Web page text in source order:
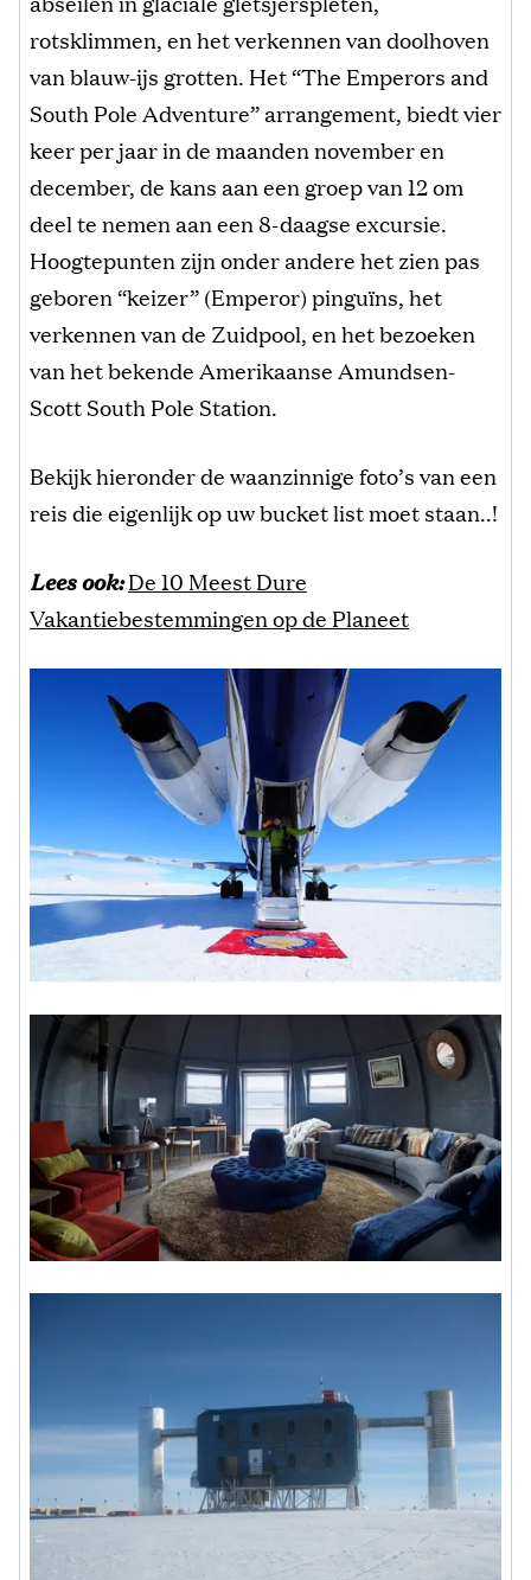
rotsklimmen, en het verkennen van doolhoven
van blauw-ijs grotten. Het “The Emperors and
South Pole Adventure” arrangement, biedt vier
keer per jaar in de maanden november en
december, de kans aan een groep van 12 om
deel te nemen aan een 8-daagse excursie.
Hoogtepunten zijn onder andere het zien pas
geboren “keizer” (Emperor) pinguïns, het
verkennen van de Zuidpool, en het bezoeken
van het bekende Amerikaanse Amundsen-
Scott South Pole Station.
Bekijk hieronder de waanzinnige foto’s van een
reis die eigenlijk op uw bucket list moet staan..!
Lees ook:De 10 Meest Dure
Vakantiebestemmingen op de Planeet